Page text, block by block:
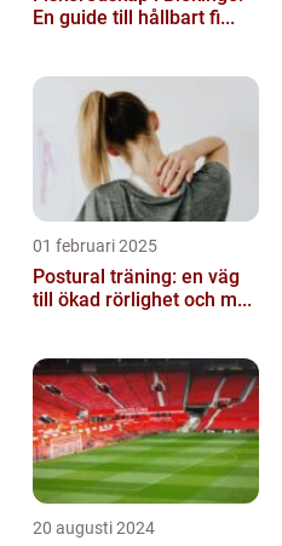
En guide till hållbart fi...
01 februari 2025
Postural träning: en väg
till ökad rörlighet och m...
20 augusti 2024